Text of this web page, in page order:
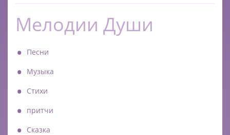
Мелодии Души
Песни
Музыка
Стихи
притчи
Сказка